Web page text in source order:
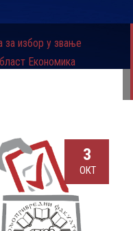
за избор у звање
Економика
Бодирога
3
ОКТ